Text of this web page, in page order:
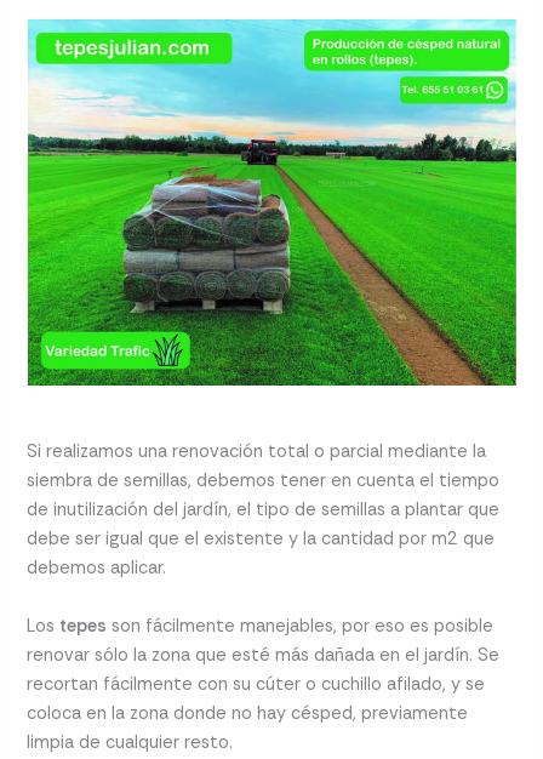
Si realizamos una renovación total o parcial mediante la
siembra de semillas, debemos tener en cuenta el tiempo
de inutilización del jardín, el tipo de semillas a plantar que
debe ser igual que el existente y la cantidad por m2 que
debemos aplicar.
Los tepes son fácilmente manejables, por eso es posible
renovar sólo la zona que esté más dañada en el jardín. Se
recortan fácilmente con su cúter o cuchillo afilado, y se
coloca en la zona donde no hay césped, previamente
limpia de cualquier resto.